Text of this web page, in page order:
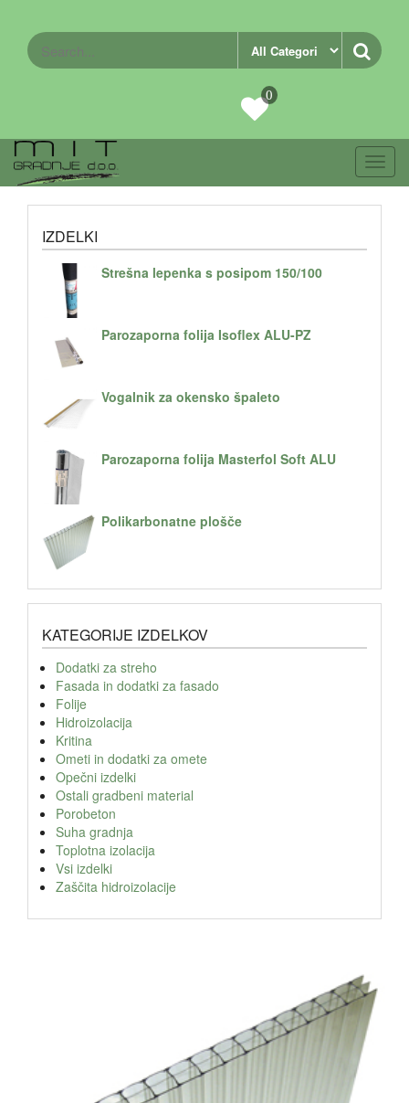
0
IZDELKI
Strešna lepenka s posipom 150/100
Parozaporna folija Isoflex ALU-PZ
Vogalnik za okensko špaleto
Parozaporna folija Masterfol Soft ALU
Polikarbonatne plošče
KATEGORIJE IZDELKOV
Dodatki za streho
Fasada in dodatki za fasado
Folije
Hidroizolacija
Kritina
Ometi in dodatki za omete
Opečni izdelki
Ostali gradbeni material
Porobeton
Suha gradnja
Toplotna izolacija
Vsi izdelki
Zaščita hidroizolacije